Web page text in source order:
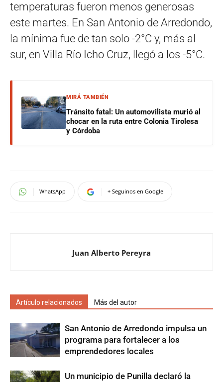
temperaturas fueron menos generosas
este martes. En San Antonio de Arredondo,
la mínima fue de tan solo -2°C y, más al
sur, en Villa Río Icho Cruz, llegó a los -5°C.
MIRÁ TAMBIÉN
Tránsito fatal: Un automovilista murió al
chocar en la ruta entre Colonia Tirolesa
y Córdoba
WhatsApp + Seguinos en Google
Juan Alberto Pereyra
Artículo relacionados Más del autor
San Antonio de Arredondo impulsa un
programa para fortalecer a los
emprendedores locales
Un municipio de Punilla declaró la